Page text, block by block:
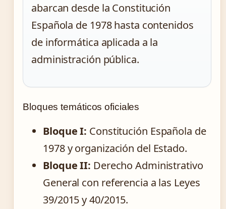
abarcan desde la Constitución
Española de 1978 hasta contenidos
de informática aplicada a la
administración pública.
Bloques temáticos oficiales
Bloque I: Constitución Española de
1978 y organización del Estado.
Bloque II: Derecho Administrativo
General con referencia a las Leyes
39/2015 y 40/2015.